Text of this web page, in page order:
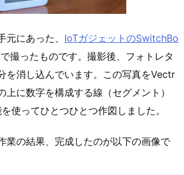
元にあった、 IoTガジェットのSwitchBo
撮ったものです。撮影後、フォトレタ
を消し込んでいます。この写真をVectr
上に数字を構成する線（セグメント）
使ってひとつひとつ作図しました。
業の結果、完成したのが以下の画像で